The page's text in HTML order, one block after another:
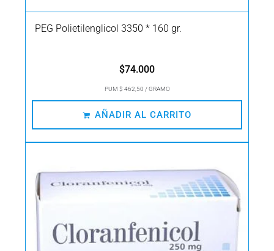
PEG Polietilenglicol 3350 * 160 gr.
$74.000
PUM $ 462,50 / GRAMO
AÑADIR AL CARRITO